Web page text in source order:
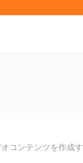
コンテンツを作成す